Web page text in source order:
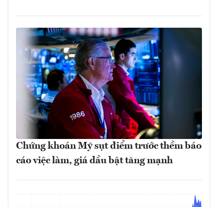
Chứng khoán Mỹ sụt điểm trước thềm báo
cáo việc làm, giá dầu bật tăng mạnh